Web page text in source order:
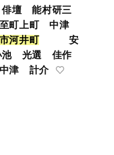
壇 能村研三
町上町 中津
市河井町安
池 光選 佳作
津 計介